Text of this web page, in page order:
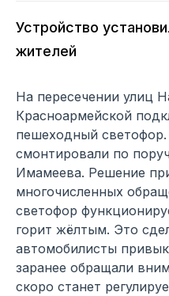
Устройство
жителей
На пересечении улиц
Красноармейской
пешеходный
смонтировали по
Имамеева. Решение
многочисленных
светофор
горит жёлтым. Это
автомобилисты
заранее обращали
скоро станет